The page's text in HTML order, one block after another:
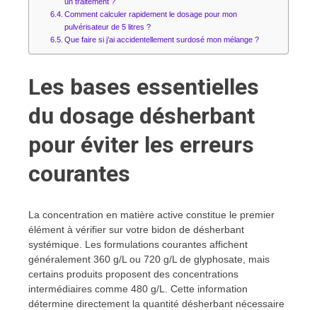
Comment calculer rapidement le dosage pour mon
pulvérisateur de 5 litres ?
Que faire si j’ai accidentellement surdosé mon mélange ?
Les bases essentielles
du dosage désherbant
pour éviter les erreurs
courantes
La concentration en matière active constitue le premier
élément à vérifier sur votre bidon de désherbant
systémique. Les formulations courantes affichent
généralement 360 g/L ou 720 g/L de glyphosate, mais
certains produits proposent des concentrations
intermédiaires comme 480 g/L. Cette information
détermine directement la quantité désherbant nécessaire